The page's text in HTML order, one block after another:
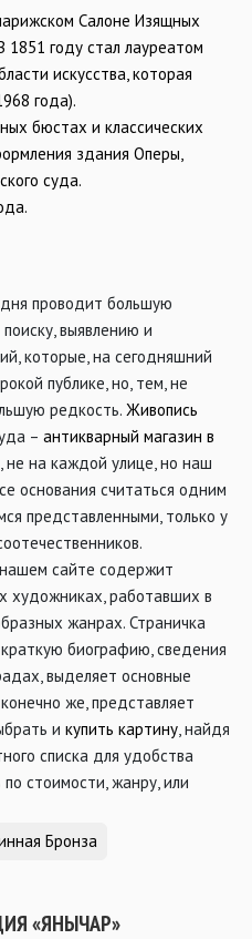
Салоне Изящных
1851 году стал лауреатом
искусства, которая
года).
бюстах и классических
здания Оперы,
суда.
проводит большую
выявлению и
которые, на сегодняшний
публике, но, тем, не
редкость. Живопись
– антикварный магазин в
не на каждой улице, но наш
основания считаться одним
представленными, только у
сайте содержит
художниках, работавших в
жанрах. Страничка
биографию, сведения
выделяет основные
же, представляет
и купить картину, найдя
списка для удобства
стоимости, жанру, или
Бронза
«ЯНЫЧАР»